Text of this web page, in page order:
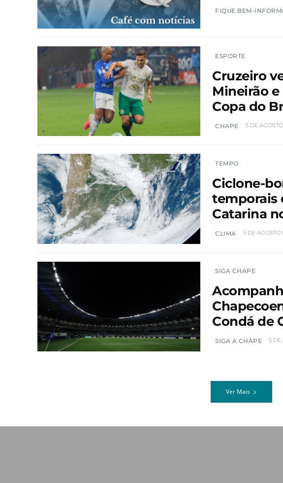
FIQUE BEM-
ESPORTE
Cruzeiro
Mineirão
Copa do
CHAPE 5 DE
TEMPO
Ciclone-
temporais
Catarina
CLIMA 5 DE AGOSTO
SIGA CHAPE
Condá de
SIGA A CHAPE 5 DE
Ver Mais